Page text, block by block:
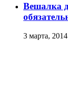
Вешалка
3 марта, 2014